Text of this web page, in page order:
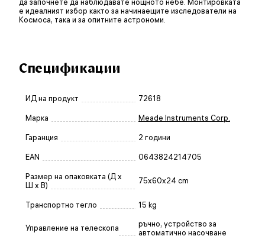
е идеалният избор както за начинаещите изследователи на
Космоса, така и за опитните астрономи.
Спецификации
ИД на продукт 72618
Марка Meade Instruments Corp.
Гаранция 2 години
EAN 0643824214705
Размер на опаковката (Д x
Ш x В)
75x60x24 cm
Транспортно тегло 15 kg
Управление на телескопа
ръчно, устройство за
автоматично насочване